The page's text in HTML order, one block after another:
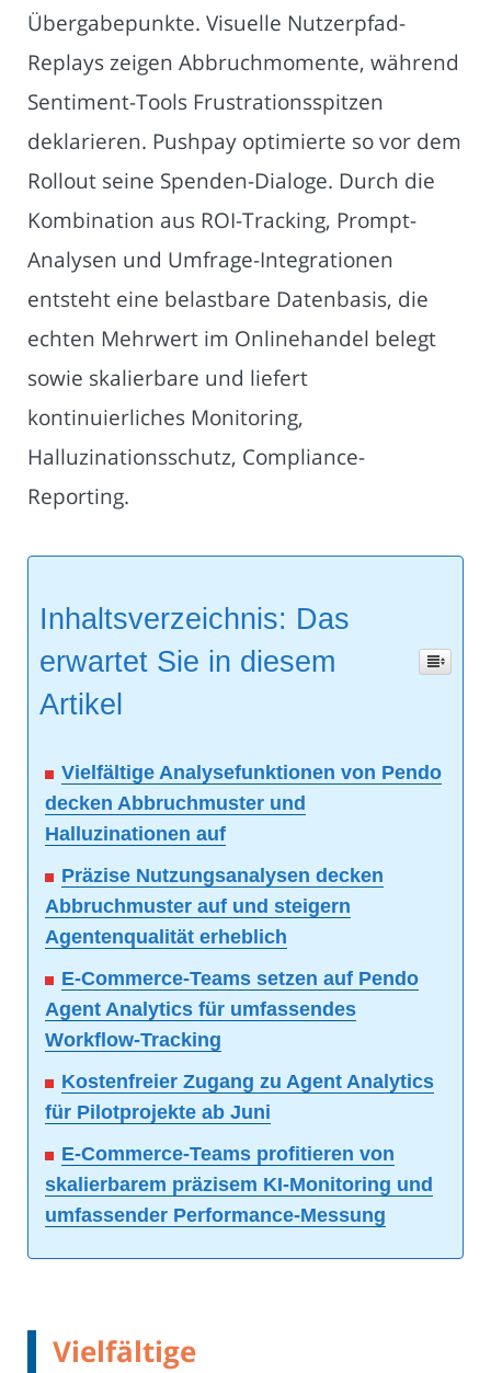
Übergabepunkte. Visuelle Nutzerpfad-
Replays zeigen Abbruchmomente, während
Sentiment-Tools Frustrationsspitzen
deklarieren. Pushpay optimierte so vor dem
Rollout seine Spenden-Dialoge. Durch die
Kombination aus ROI-Tracking, Prompt-
Analysen und Umfrage-Integrationen
entsteht eine belastbare Datenbasis, die
echten Mehrwert im Onlinehandel belegt
sowie skalierbare und liefert
kontinuierliches Monitoring,
Halluzinationsschutz, Compliance-
Reporting.
Inhaltsverzeichnis: Das
erwartet Sie in diesem
Artikel
Vielfältige Analysefunktionen von Pendo
decken Abbruchmuster und
Halluzinationen auf
Präzise Nutzungsanalysen decken
Abbruchmuster auf und steigern
Agentenqualität erheblich
E-Commerce-Teams setzen auf Pendo
Agent Analytics für umfassendes
Workflow-Tracking
Kostenfreier Zugang zu Agent Analytics
für Pilotprojekte ab Juni
E-Commerce-Teams profitieren von
skalierbarem präzisem KI-Monitoring und
umfassender Performance-Messung
Vielfältige